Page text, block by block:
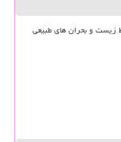
زیست و بحران های طبیعی